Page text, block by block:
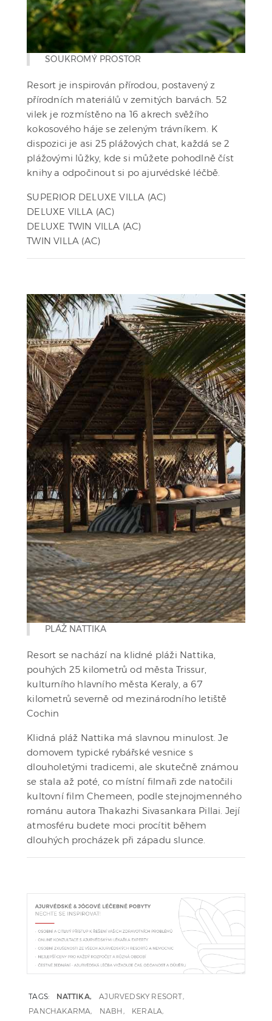
SOUKROMÝ PROSTOR
Resort je inspirován přírodou, postavený z
přírodních materiálů v zemitých barvách. 52
vilek je rozmístěno na 16 akrech svěžího
kokosového háje se zeleným trávníkem. K
dispozici je asi 25 plážových chat, každá se 2
plážovými lůžky, kde si můžete pohodlně číst
knihy a odpočinout si po ajurvédské léčbě.
SUPERIOR DELUXE VILLA (AC)
DELUXE VILLA (AC)
DELUXE TWIN VILLA (AC)
TWIN VILLA (AC)
PLÁŽ NATTIKA
Resort se nachází na klidné pláži Nattika,
pouhých 25 kilometrů od města Trissur,
kulturního hlavního města Keraly, a 67
kilometrů severně od mezinárodního letiště
Cochin
Klidná pláž Nattika má slavnou minulost. Je
domovem typické rybářské vesnice s
dlouholetými tradicemi, ale skutečně známou
se stala až poté, co místní filmaři zde natočili
kultovní film Chemeen, podle stejnojmenného
románu autora Thakazhi Sivasankara Pillai. Její
atmosféru budete moci procítit během
dlouhých procházek při západu slunce.
TAGS: NATTIKA
AJURVEDSKY RESORT
PANCHAKARMA
NABH
KERALA